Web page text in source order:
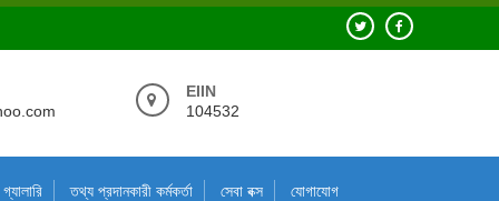
EIIN
104532
গ্যালারি তথ্য প্রদানকারী কর্মকর্তা সেবা বক্স যোগাযোগ